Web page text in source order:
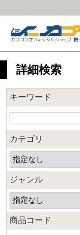
詳細検索
キーワード
カテゴリ
ジャンル
商品コード